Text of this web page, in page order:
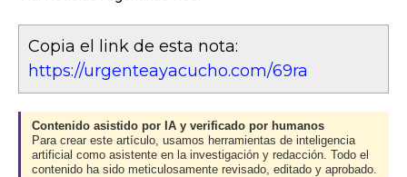
Copia el link de esta nota:
https://urgenteayacucho.com/69ra
Contenido asistido por IA y verificado por humanos
Para crear este artículo, usamos herramientas de inteligencia
artificial como asistente en la investigación y redacción. Todo el
contenido ha sido meticulosamente revisado, editado y aprobado.